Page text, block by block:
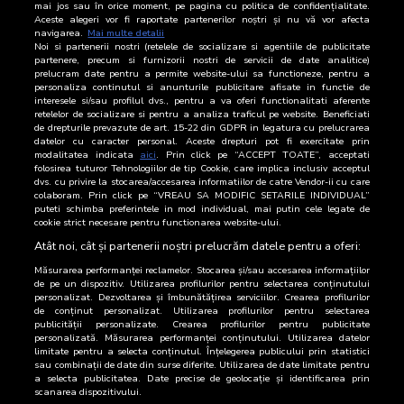
Ianuarie - Martie 2026
Perioada de Audit
Nr.
Aparitii
Tiraj Brut
editie tiparit
Media lunara
Tiraj brut pe aparitie
Ianuarie 18 387.633 21.535
Februarie 20 431.101 21.555
Martie 22 474.052 21.547
Total 60 1.292.786
Medii de aparitie 21.546
mai jos sau în orice moment, pe pagina cu politica de confidențialitate.
Aceste alegeri vor fi raportate partenerilor noștri și nu vă vor afecta
navigarea. Mai multe detalii
Noi si partenerii nostri (retelele de socializare si agentiile de publicitate
partenere, precum si furnizorii nostri de servicii de date analitice)
prelucram date pentru a permite website-ului sa functioneze, pentru a
personaliza continutul si anunturile publicitare afisate in functie de
interesele si/sau profilul dvs., pentru a va oferi functionalitati aferente
retelelor de socializare si pentru a analiza traficul pe website. Beneficiati
de drepturile prevazute de art. 15-22 din GDPR in legatura cu prelucrarea
datelor cu caracter personal. Aceste drepturi pot fi exercitate prin
modalitatea indicata aici. Prin click pe “ACCEPT TOATE”, acceptati
folosirea tuturor Tehnologiilor de tip Cookie, care implica inclusiv acceptul
dvs. cu privire la stocarea/accesarea informatiilor de catre Vendor-ii cu care
colaboram. Prin click pe “VREAU SA MODIFIC SETARILE INDIVIDUAL”
puteti schimba preferintele in mod individual, mai putin cele legate de
cookie strict necesare pentru functionarea website-ului.
Atât noi, cât și partenerii noștri prelucrăm datele pentru a oferi:
Măsurarea performanței reclamelor. Stocarea și/sau accesarea informațiilor
de pe un dispozitiv. Utilizarea profilurilor pentru selectarea conținutului
personalizat. Dezvoltarea și îmbunătățirea serviciilor. Crearea profilurilor
de conținut personalizat. Utilizarea profilurilor pentru selectarea
publicității personalizate. Crearea profilurilor pentru publicitate
personalizată. Măsurarea performanței conținutului. Utilizarea datelor
limitate pentru a selecta conținutul. Înțelegerea publicului prin statistici
sau combinații de date din surse diferite. Utilizarea de date limitate pentru
a selecta publicitatea. Date precise de geolocație și identificarea prin
scanarea dispozitivului.